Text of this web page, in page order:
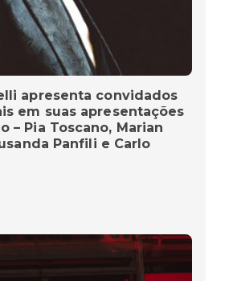
apresenta convidados
em suas apresentações
– Pia Toscano, Marian
Panfili e Carlo